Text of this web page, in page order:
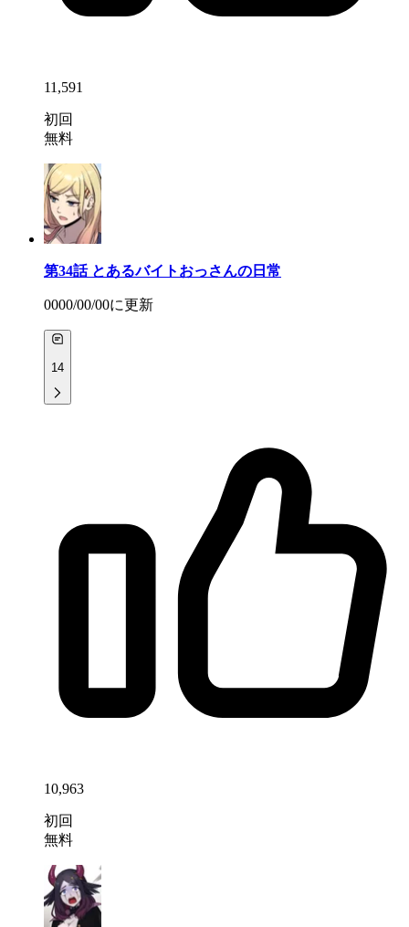
11,591
初回
無料
第34話 とあるバイトおっさんの日常
0000/00/00に更新
14
10,963
初回
無料